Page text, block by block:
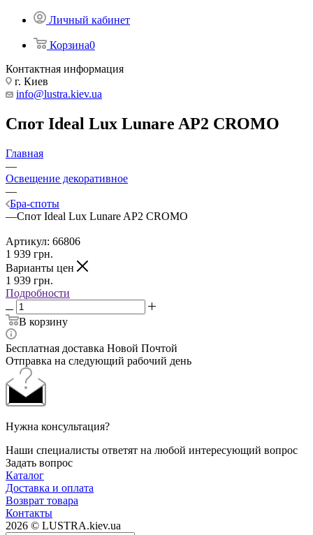
Личный кабинет
Корзина0
Контактная информация
г. Киев
info@lustra.kiev.ua
Спот Ideal Lux Lunare AP2 CROMO
Главная
—
Освещение декоративное
—
Бра-споты
—Спот Ideal Lux Lunare AP2 CROMO
Артикул: 66806
1 939 грн.
Варианты цен
1 939 грн.
Подробности
В корзину
Бесплатная доставка Новой Почтой
Отправка на следующий рабочий день
Нужна консультация?
Наши специалисты ответят на любой интересующий вопрос
Задать вопрос
Каталог
Доставка и оплата
Возврат товара
Контакты
2026 © LUSTRA.kiev.ua